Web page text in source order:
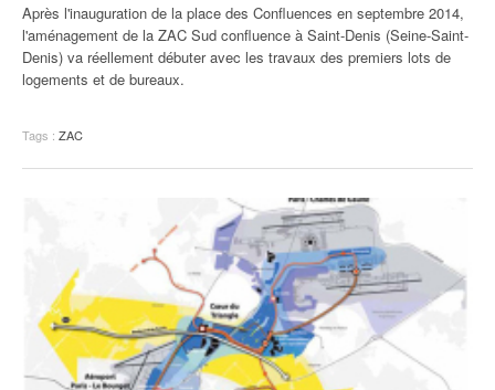
Après l'inauguration de la place des Confluences en septembre 2014,
l'aménagement de la ZAC Sud confluence à Saint-Denis (Seine-Saint-
Denis) va réellement débuter avec les travaux des premiers lots de
logements et de bureaux.
Tags : ZAC